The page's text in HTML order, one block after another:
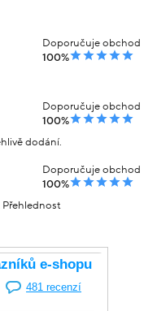
Doporučuje obchod
100%
Doporučuje obchod
100%
dodání.
Doporučuje obchod
100%
Přehlednost